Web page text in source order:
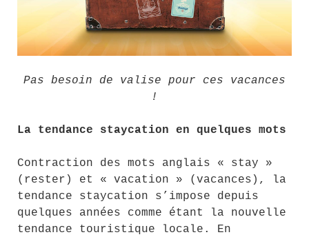
Pas besoin de valise pour ces vacances
!
La tendance staycation en quelques mots
Contraction des mots anglais « stay »
(rester) et « vacation » (vacances), la
tendance staycation s’impose depuis
quelques années comme étant la nouvelle
tendance touristique locale. En